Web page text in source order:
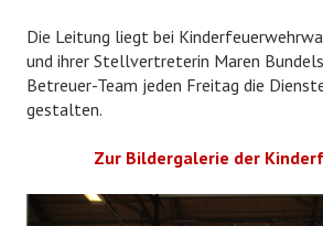
FÖRDERVEREIN
EHRENABTEILUNG
Die Leitung liegt bei
und ihrer Stellvertreterin Maren
Betreuer-Team jeden Freitag die
gestalten.
Zur Bildergalerie der